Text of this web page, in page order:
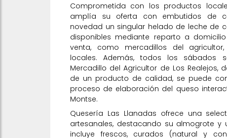
Comprometida con los productos
amplía su oferta con embutidos de
novedad un singular helado de leche de
disponibles mediante reparto a
venta, como mercadillos del
locales. Además, todos los sábados
Mercadillo del Agricultor de Los Realejos,
de un producto de calidad, se puede
proceso de elaboración del queso
Montse.
Quesería Las Llanadas ofrece una
artesanales, destacando su almogrote
incluye frescos, curados (natural y